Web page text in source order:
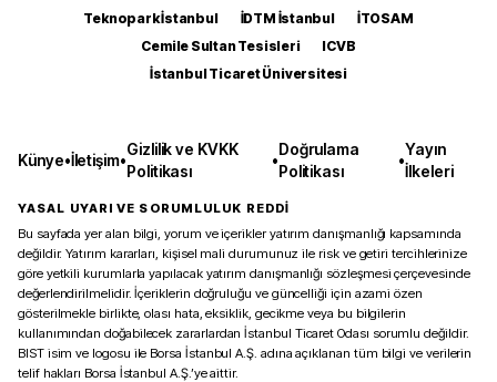
Teknopark İstanbul
İDTM İstanbul
İTOSAM
Cemile Sultan Tesisleri
ICVB
İstanbul Ticaret Üniversitesi
Künye•İletişim•
Gizlilik ve KVKK
Politikası
•
Doğrulama
Politikası
•
Yayın
İlkeleri
YASAL UYARI VE SORUMLULUK REDDİ
Bu sayfada yer alan bilgi, yorum ve içerikler yatırım danışmanlığı kapsamında
değildir. Yatırım kararları, kişisel mali durumunuz ile risk ve getiri tercihlerinize
göre yetkili kurumlarla yapılacak yatırım danışmanlığı sözleşmesi çerçevesinde
değerlendirilmelidir. İçeriklerin doğruluğu ve güncelliği için azami özen
gösterilmekle birlikte, olası hata, eksiklik, gecikme veya bu bilgilerin
kullanımından doğabilecek zararlardan İstanbul Ticaret Odası sorumlu değildir.
BIST isim ve logosu ile Borsa İstanbul A.Ş. adına açıklanan tüm bilgi ve verilerin
telif hakları Borsa İstanbul A.Ş.’ye aittir.